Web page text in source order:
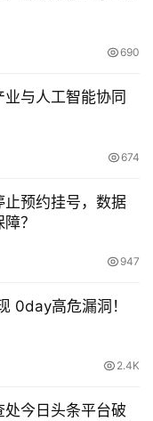
690
与人工智能协同
674
止预约挂号，数据
？
947
0day高危漏洞！
2.4K
处今日头条平台破